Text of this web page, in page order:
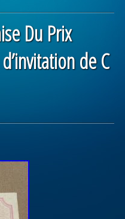
Du Prix
de C